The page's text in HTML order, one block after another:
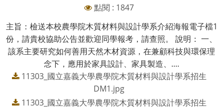
點閱 : 1847
主旨：檢送本校農學院木質材料與設計學系介紹海報電子檔1
份，請貴校協助公告並歡迎同學報考，請查照。 說明： 一、
該系主要研究如何善用天然木材資源，在兼顧科技與環保理
念下，應用於家具設計、家具製造、....
11303_國立嘉義大學農學院木質材料與設計學系招生
DM1.jpg
11303_國立嘉義大學農學院木質材料與設計學系招生